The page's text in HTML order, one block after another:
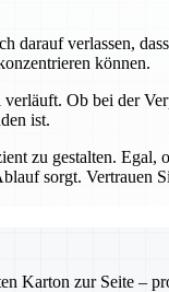
verlassen,
können.
Ob bei der
ist.
zu gestalten. Egal,
sorgt. Vertrauen
Karton zur Seite –